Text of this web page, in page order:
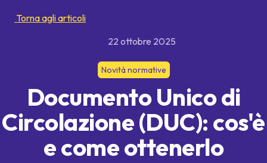
Torna agli articoli
22 ottobre 2025
Novità normative
Documento Unico di
Circolazione (DUC): cos'è
e come ottenerlo